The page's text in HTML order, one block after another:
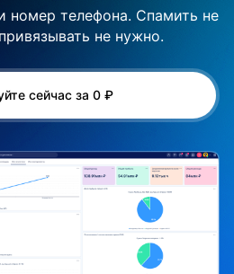
номер телефона. Спамить не
не нужно.
сейчас за 0 ₽